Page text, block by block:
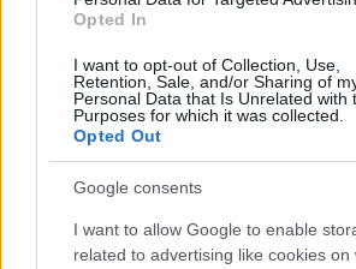
Opted In
I want to opt-out of Collection, Use,
Retention, Sale, and/or Sharing of
Personal Data that Is Unrelated with
Purposes for which it was collected.
Opted Out
Google consents
I want to allow Google to enable
related to advertising like cookies on